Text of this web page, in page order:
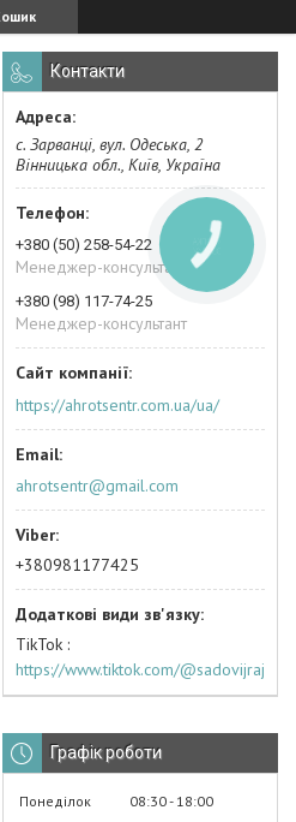
Контакти
с. Зарванці, вул. Одеська, 2
Вінницька обл., Київ, Україна
+380 (50) 258-54-22
Менеджер-консультант
+380 (98) 117-74-25
Менеджер-консультант
https://ahrotsentr.com.ua/ua/
ahrotsentr@gmail.com
+380981177425
TikTok
https://www.tiktok.com/@sadovijraj
Графік роботи
Понеділок 08:30 18:00
КНОПКА
ЗВ'ЯЗКУ